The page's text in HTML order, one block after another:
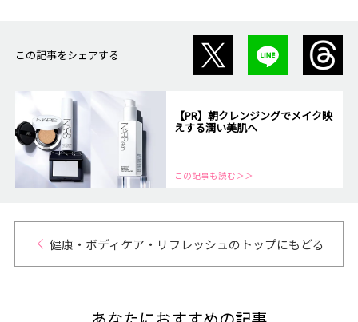
この記事をシェアする
【PR】朝クレンジングでメイク映
えする潤い美肌へ
この記事も読む＞＞
健康・ボディケア・リフレッシュのトップにもどる